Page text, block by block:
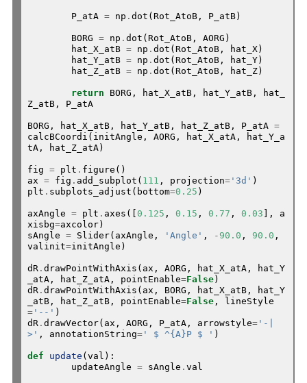
	P_atA
= np .dot(Rot_AtoB, P_atB)
	BORG
= np .dot(Rot_AtoB, AORG)
	hat_X_atB
= np .dot(Rot_AtoB, hat_X)
	hat_Y_atB
= np .dot(Rot_AtoB, hat_Y)
	hat_Z_atB
= np .dot(Rot_AtoB, hat_Z)
return BORG, hat_X_atB, hat_Y_atB, hat_
Z_atB, P_atA
BORG, hat_X_atB, hat_Y_atB, hat_Z_atB, P_atA =
calcBCoordi(initAngle, AORG, hat_X_atA, hat_Y_a
tA, hat_Z_atA)
fig = plt . figure()
ax = fig . add_subplot( 111 , projection= '3d' )
plt . subplots_adjust(bottom=0.25 )
axAngle = plt . axes([0.125 , 0.15 , 0.77 , 0.03 ], a
xisbg=axcolor)
sAngle = Slider(axAngle, 'Angle' , - 90.0 , 90.0 ,
valinit=initAngle)
dR .drawPointWithAxis(ax, AORG, hat_X_atA, hat_Y
_atA, hat_Z_atA, pointEnable=False )
dR .drawPointWithAxis(ax, BORG, hat_X_atB, hat_Y
_atB, hat_Z_atB, pointEnable=False , lineStyle
= '--' )
dR .drawVector(ax, AORG, P_atA, arrowstyle= '-|
>' , annotationString= ' $ ^{A}P $ ' )
def update (val):
	updateAngle
= sAngle .val